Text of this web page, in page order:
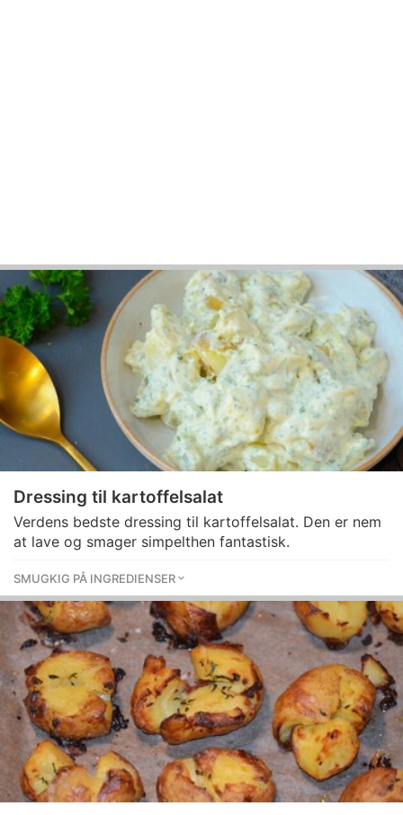
Dressing til kartoffelsalat
Verdens bedste dressing til kartoffelsalat. Den er nem
at lave og smager simpelthen fantastisk.
SMUGKIG PÅ INGREDIENSER